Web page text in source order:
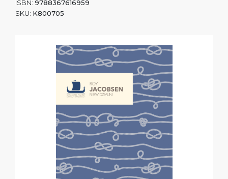
ISBN: 9788367616959
SKU: K800705